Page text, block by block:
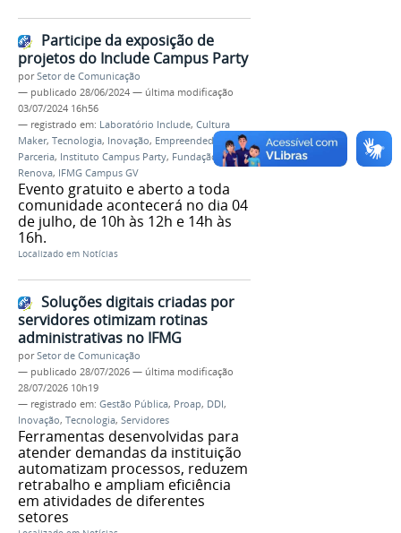
Participe da exposição de
projetos do Include Campus Party
porSetor de Comunicação
— publicado 28/06/2024 — última modificação
03/07/2024 16h56
— registrado em: Laboratório Include, Cultura
Maker, Tecnologia, Inovação, Empreendedorismo,
Parceria, Instituto Campus Party, Fundação
Renova, IFMG Campus GV
Evento gratuito e aberto a toda
comunidade acontecerá no dia 04
de julho, de 10h às 12h e 14h às
16h.
Localizado em Notícias
Soluções digitais criadas por
servidores otimizam rotinas
administrativas no IFMG
porSetor de Comunicação
— publicado 28/07/2026 — última modificação
28/07/2026 10h19
— registrado em: Gestão Pública, Proap, DDI,
Inovação, Tecnologia, Servidores
Ferramentas desenvolvidas para
atender demandas da instituição
automatizam processos, reduzem
retrabalho e ampliam eficiência
em atividades de diferentes
setores